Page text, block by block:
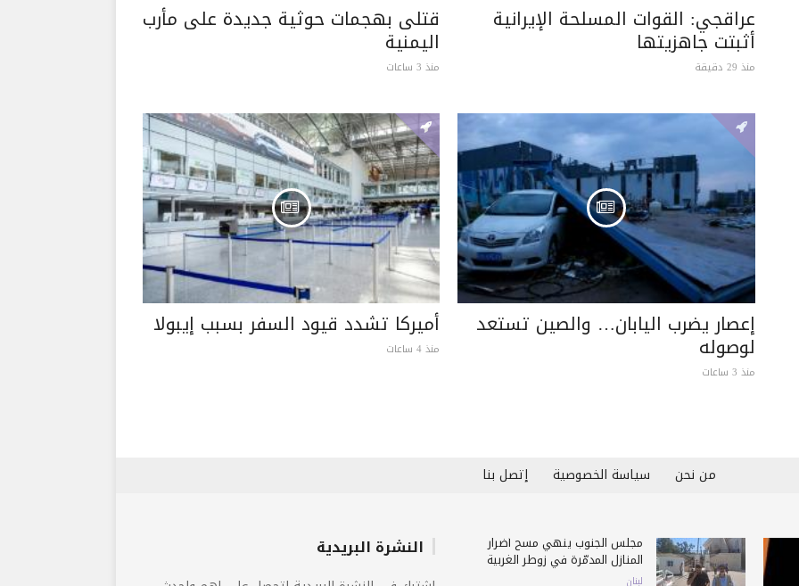
عراقجي: القوات المسلحة الإيرانية
أثبتت جاهزيتها
منذ 29 دقيقة
قتلى بهجمات حوثية جديدة على مأرب
اليمنية
منذ 3 ساعات
إعصار يضرب اليابان… والصين تستعد
لوصوله
منذ 3 ساعات
أميركا تشدد قيود السفر بسبب إيبولا
منذ 4 ساعات
من نحن سياسة الخصوصية إتصل بنا
مجلس الجنوب ينهي مسح أضرار
المنازل المدمّرة في زوطر الغربية
لبنان
النشرة البريدية